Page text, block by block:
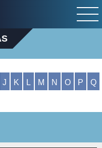
J K L M N O P Q